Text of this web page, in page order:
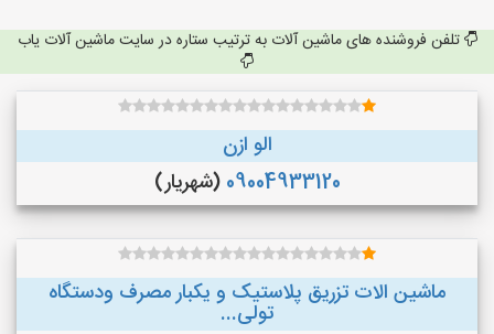
تلفن فروشنده های ماشین آلات به ترتیب ستاره در سایت ماشین آلات یاب
الو ازن
09004933120 (شهریار)
ماشین الات تزریق پلاستیک و یکبار مصرف ودستگاه
تولی...